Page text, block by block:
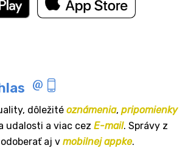
dôležité oznámenia, pripomienky
udalosti a viac cez E-mail. Správy z
aj v mobilnej appke.